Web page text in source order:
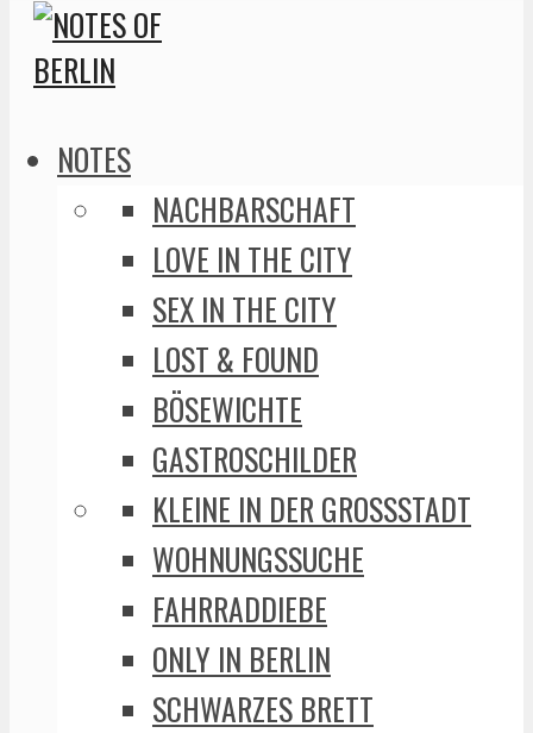
NOTES
NACHBARSCHAFT
LOVE IN THE CITY
SEX IN THE CITY
LOST & FOUND
BÖSEWICHTE
GASTROSCHILDER
KLEINE IN DER GROSSSTADT
WOHNUNGSSUCHE
FAHRRADDIEBE
ONLY IN BERLIN
SCHWARZES BRETT